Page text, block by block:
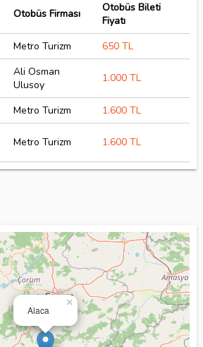
Otobüs Firması
Otobüs Bileti
Fiyatı
Metro Turizm 650 TL
Ali Osman
Ulusoy
1.000 TL
Metro Turizm
1.600 TL
Metro Turizm 1.600 TL
Alaca
×